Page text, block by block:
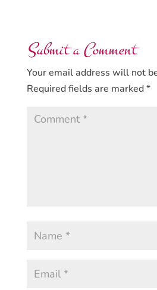
Submit a Comment
Your email address will not
Required fields are marked*